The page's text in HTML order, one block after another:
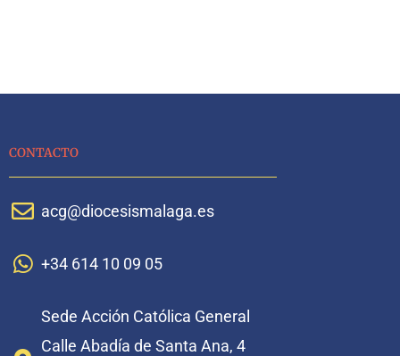
CONTACTO
acg@diocesismalaga.es
+34 614 10 09 05
Sede Acción Católica General
Calle Abadía de Santa Ana, 4